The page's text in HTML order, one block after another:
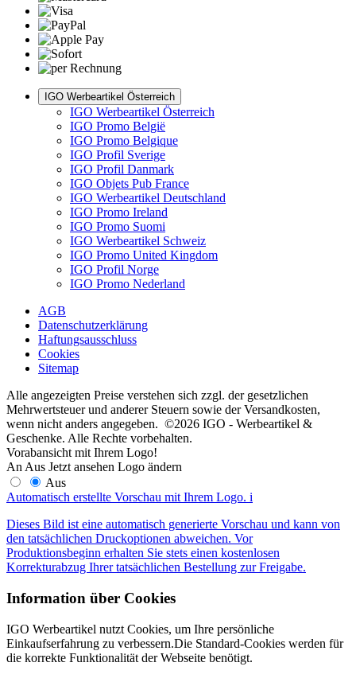
IGO Werbeartikel Österreich
IGO Werbeartikel Österreich
IGO Promo België
IGO Promo Belgique
IGO Profil Sverige
IGO Profil Danmark
IGO Objets Pub France
IGO Werbeartikel Deutschland
IGO Promo Ireland
IGO Promo Suomi
IGO Werbeartikel Schweiz
IGO Promo United Kingdom
IGO Profil Norge
IGO Promo Nederland
AGB
Datenschutzerklärung
Haftungsausschluss
Cookies
Sitemap
Alle angezeigten Preise verstehen sich zzgl. der gesetzlichen
Mehrwertsteuer und anderer Steuern sowie der Versandkosten,
wenn nicht anders angegeben. ©2026 IGO - Werbeartikel &
Geschenke. Alle Rechte vorbehalten.
Vorabansicht mit Ihrem Logo!
An Aus Jetzt ansehen Logo ändern
Aus
Automatisch erstellte Vorschau mit Ihrem Logo. i
Dieses Bild ist eine automatisch generierte Vorschau und kann von
den tatsächlichen Druckoptionen abweichen. Vor
Produktionsbeginn erhalten Sie stets einen kostenlosen
Korrekturabzug Ihrer tatsächlichen Bestellung zur Freigabe.
Information über Cookies
IGO Werbeartikel nutzt Cookies, um Ihre persönliche
Einkaufserfahrung zu verbessern.Die Standard-Cookies werden für
die korrekte Funktionalität der Webseite benötigt.